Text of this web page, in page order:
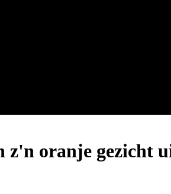
z'n oranje gezicht